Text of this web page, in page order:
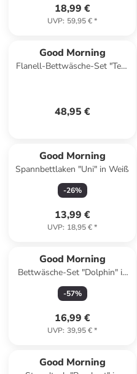
18,99 €
UVP: 59,95 €*
Good Morning
Flanell-Bettwäsche-Set "Ted"
48,95 €
Good Morning
Spannbettlaken "Uni" in Weiß
-26%
13,99 €
UVP: 18,95 €*
Good Morning
Bettwäsche-Set "Dolphin" in
Bunt
-57%
16,99 €
UVP: 39,95 €*
Good Morning